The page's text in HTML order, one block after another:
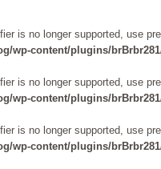
is no longer supported, use
wp-content/plugins/
is no longer supported, use
wp-content/plugins/
is no longer supported, use
wp-content/plugins/